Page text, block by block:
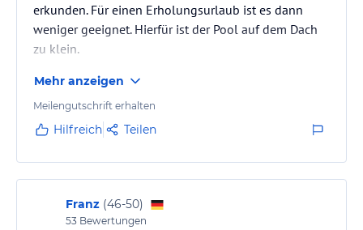
erkunden. Für einen Erholungsurlaub ist es dann
weniger geeignet. Hierfür ist der Pool auf dem Dach
zu klein.
Mehr anzeigen
Meilengutschrift erhalten
Hilfreich Teilen
Franz (46-50)
53 Bewertungen